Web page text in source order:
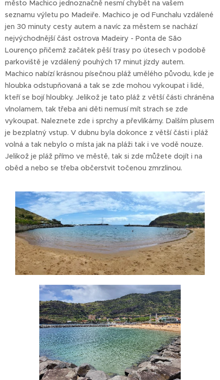
město Machico jednoznačně nesmí chybět na vašem
seznamu výletu po Madeiře. Machico je od Funchalu vzdálené
jen 30 minuty cesty autem a navíc za městem se nachází
nejvýchodnější část ostrova Madeiry - Ponta de São
Lourenço přičemž začátek pěší trasy po útesech v podobě
parkoviště je vzdálený pouhých 17 minut jízdy autem.
Machico nabízí krásnou písečnou pláž umělého původu, kde je
hloubka odstupňovaná a tak se zde mohou vykoupat i lidé,
kteří se bojí hloubky. Jelikož je tato pláž z větší části chráněna
vlnolamem, tak třeba ani děti nemusí mít strach se zde
vykoupat. Naleznete zde i sprchy a převlíkárny. Dalším plusem
je bezplatný vstup. V dubnu byla dokonce z větší části i pláž
volná a tak nebylo o místa jak na pláži tak i ve vodě nouze.
Jelikož je pláž přímo ve městě, tak si zde můžete dojít i na
oběd a nebo se třeba občerstvit točenou zmrzlinou.